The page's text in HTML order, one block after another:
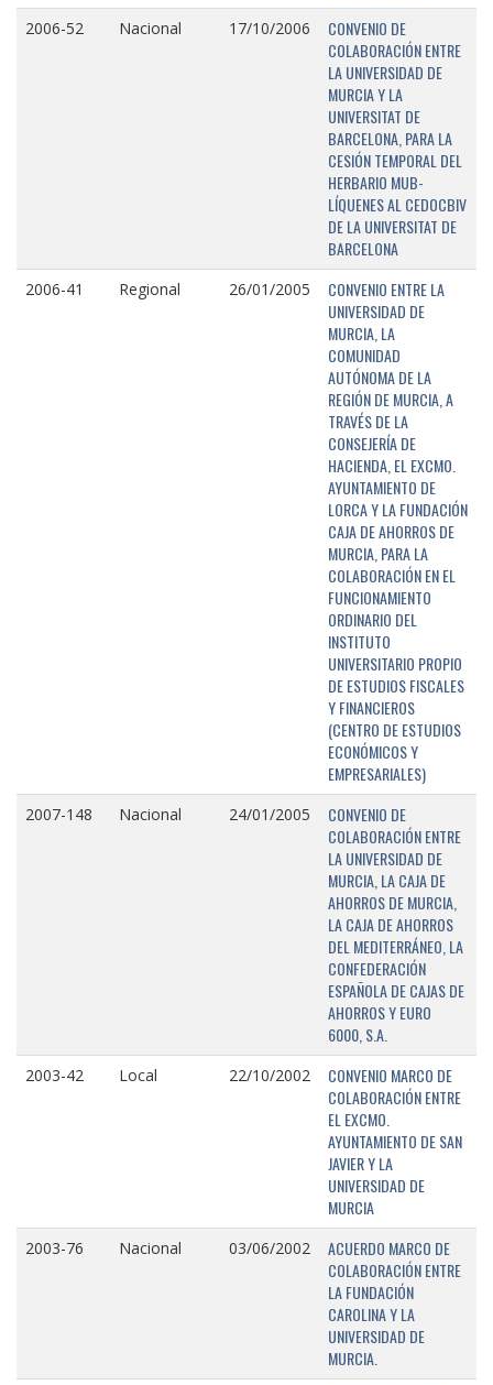
2006-52 Nacional 17/10/2006
CONVENIO DE
COLABORACIÓN ENTRE
LA UNIVERSIDAD DE
MURCIA Y LA
UNIVERSITAT DE
BARCELONA, PARA LA
CESIÓN TEMPORAL DEL
HERBARIO MUB-
LÍQUENES AL CEDOCBIV
DE LA UNIVERSITAT DE
BARCELONA
2006-41 Regional 26/01/2005
CONVENIO ENTRE LA
UNIVERSIDAD DE
MURCIA, LA
COMUNIDAD
AUTÓNOMA DE LA
REGIÓN DE MURCIA, A
TRAVÉS DE LA
CONSEJERÍA DE
HACIENDA, EL EXCMO.
AYUNTAMIENTO DE
LORCA Y LA FUNDACIÓN
CAJA DE AHORROS DE
MURCIA, PARA LA
COLABORACIÓN EN EL
FUNCIONAMIENTO
ORDINARIO DEL
INSTITUTO
UNIVERSITARIO PROPIO
DE ESTUDIOS FISCALES
Y FINANCIEROS
(CENTRO DE ESTUDIOS
ECONÓMICOS Y
EMPRESARIALES)
2007-148 Nacional 24/01/2005
CONVENIO DE
COLABORACIÓN ENTRE
LA UNIVERSIDAD DE
MURCIA, LA CAJA DE
AHORROS DE MURCIA,
LA CAJA DE AHORROS
DEL MEDITERRÁNEO, LA
CONFEDERACIÓN
ESPAÑOLA DE CAJAS DE
AHORROS Y EURO
6000, S.A.
2003-42 Local 22/10/2002
CONVENIO MARCO DE
COLABORACIÓN ENTRE
EL EXCMO.
AYUNTAMIENTO DE SAN
JAVIER Y LA
UNIVERSIDAD DE
MURCIA
2003-76 Nacional 03/06/2002
ACUERDO MARCO DE
COLABORACIÓN ENTRE
LA FUNDACIÓN
CAROLINA Y LA
UNIVERSIDAD DE
MURCIA.